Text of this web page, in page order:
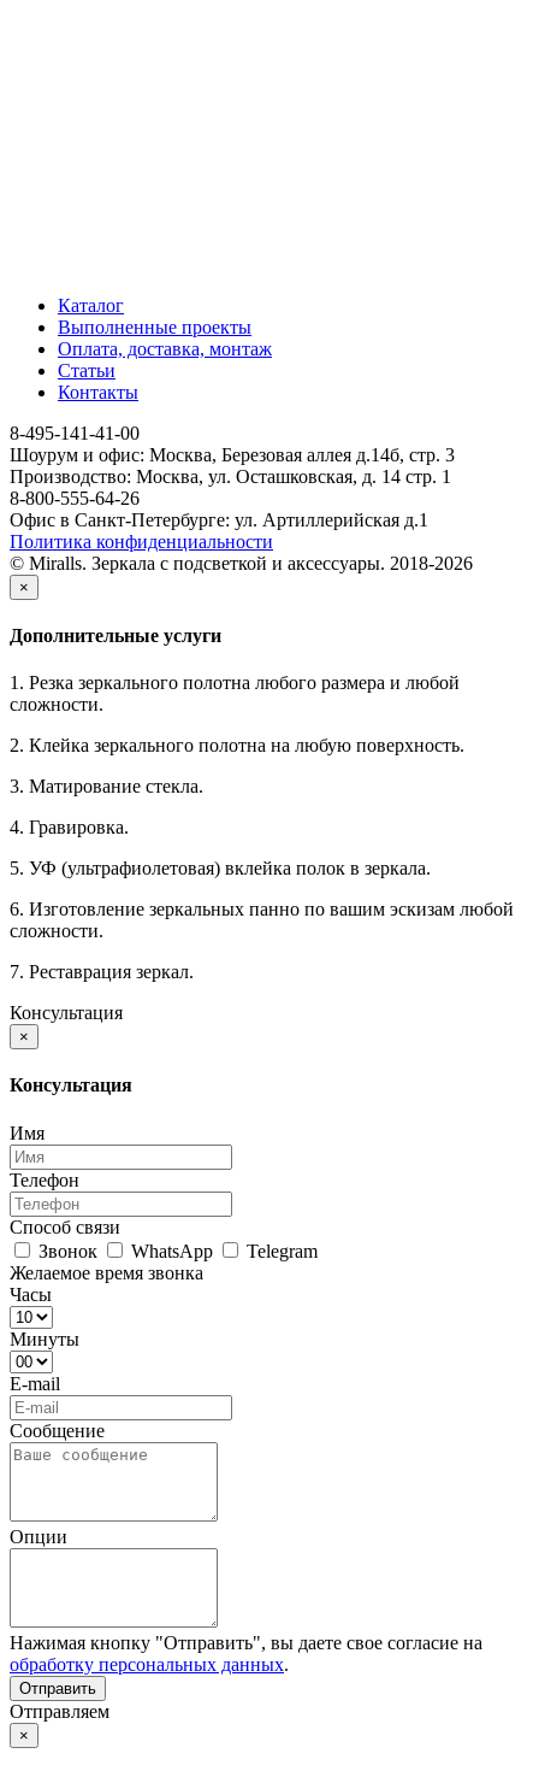
Каталог
Выполненные проекты
Оплата, доставка, монтаж
Статьи
Контакты
8-495-141-41-00
Шоурум и офис: Москва, Березовая аллея д.14б, стр. 3
Производство: Москва, ул. Осташковская, д. 14 стр. 1
8-800-555-64-26
Офис в Санкт-Петербурге: ул. Артиллерийская д.1
Политика конфиденциальности
© Miralls. Зеркала с подсветкой и аксессуары. 2018-2026
×
Дополнительные услуги
1. Резка зеркального полотна любого размера и любой
сложности.
2. Клейка зеркального полотна на любую поверхность.
3. Матирование стекла.
4. Гравировка.
5. УФ (ультрафиолетовая) вклейка полок в зеркала.
6. Изготовление зеркальных панно по вашим эскизам любой
сложности.
7. Реставрация зеркал.
Консультация
×
Консультация
Имя
Телефон
Способ связи
Звонок
WhatsApp
Telegram
Желаемое время звонка
Часы
Минуты
E-mail
Сообщение
Опции
Нажимая кнопку "Отправить", вы даете свое согласие на
обработку персональных данных.
Отправляем
×